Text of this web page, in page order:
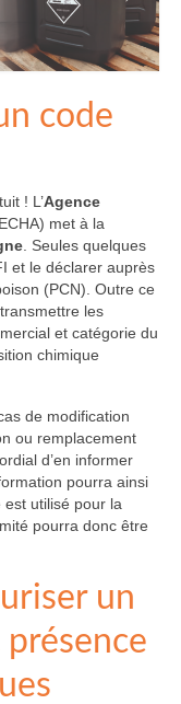
code
! L’Agence
met à la
. Seules quelques
et le déclarer auprès
(PCN). Outre ce
les
et catégorie du
chimique
de modification
ou remplacement
d’en informer
pourra ainsi
utilisé pour la
pourra donc être
un